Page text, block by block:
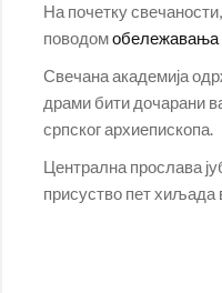
На почетку
поводомобележавања
Свечана академија
драми бити дочарани
српског архиепископа.
Централна прослава
присуство пет хиљада